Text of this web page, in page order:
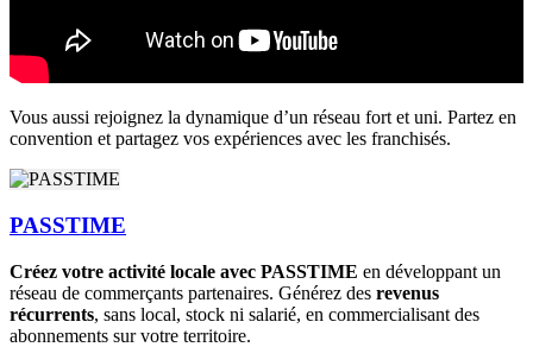
Vous aussi rejoignez la dynamique d’un réseau fort et uni. Partez en
convention et partagez vos expériences avec les franchisés.
PASSTIME
Créez votre activité locale avec PASSTIME en développant un
réseau de commerçants partenaires. Générez des revenus
récurrents, sans local, stock ni salarié, en commercialisant des
abonnements sur votre territoire.